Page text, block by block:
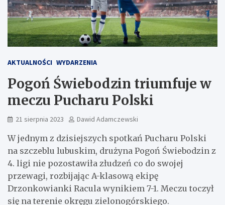
AKTUALNOŚCI WYDARZENIA
Pogoń Świebodzin triumfuje w
meczu Pucharu Polski
21 sierpnia 2023 Dawid Adamczewski
W jednym z dzisiejszych spotkań Pucharu Polski
na szczeblu lubuskim, drużyna Pogoń Świebodzin z
4. ligi nie pozostawiła złudzeń co do swojej
przewagi, rozbijając A-klasową ekipę
Drzonkowianki Racula wynikiem 7-1. Meczu toczył
się na terenie okręgu zielonogórskiego.